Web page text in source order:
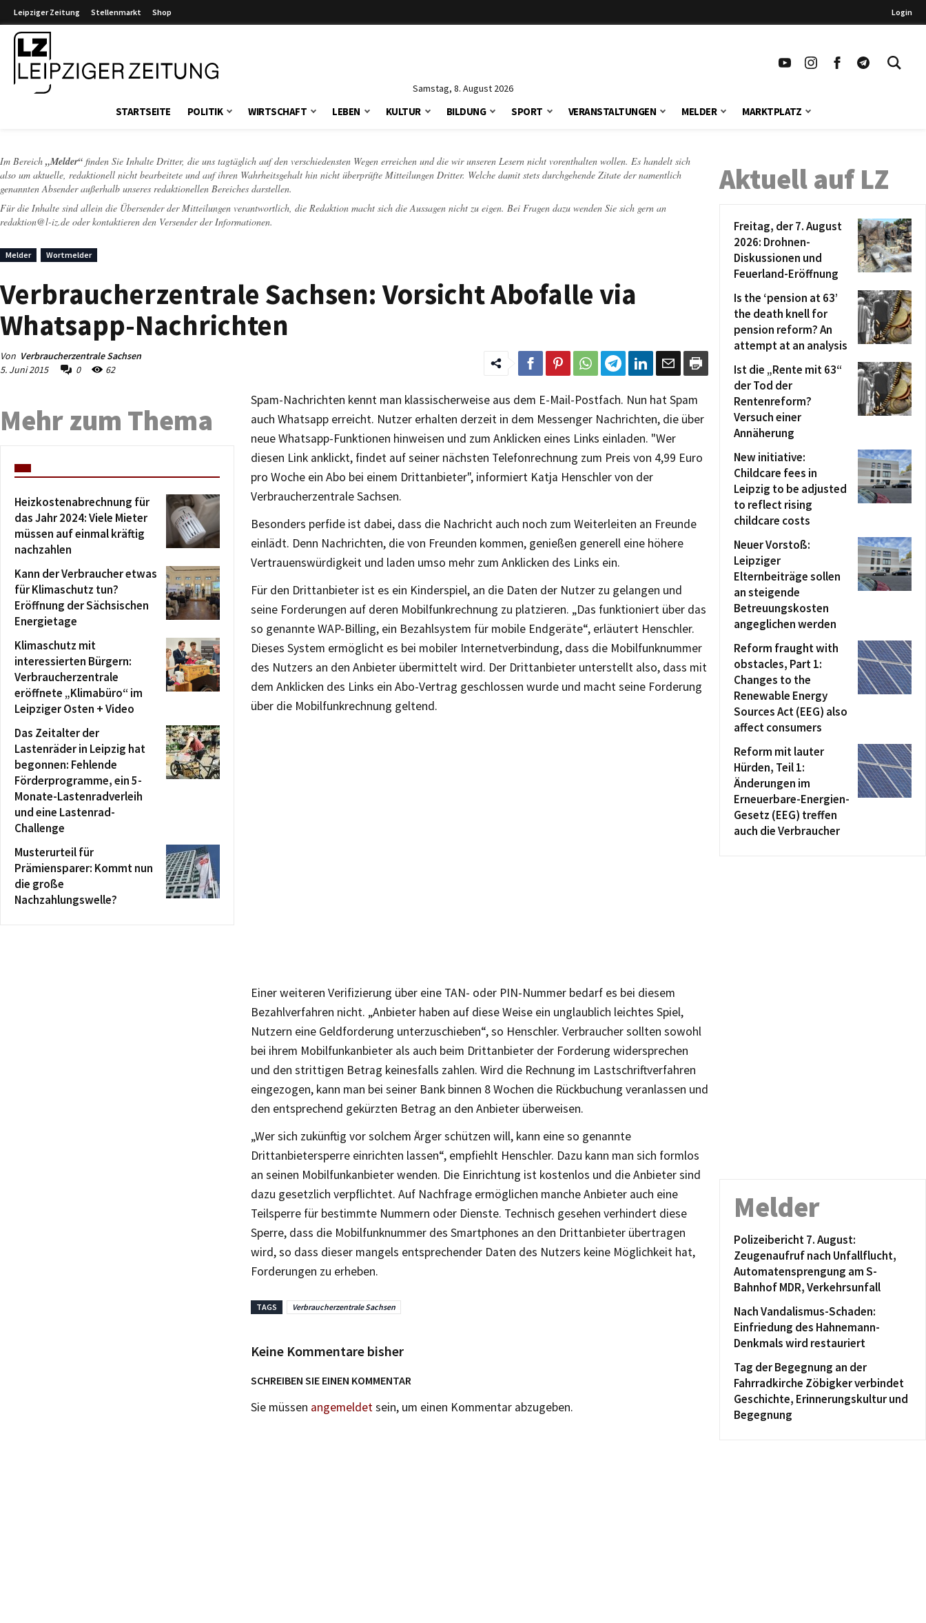
Leipziger Zeitung Stellenmarkt Shop Login
Samstag, 8. August 2026
STARTSEITE POLITIK WIRTSCHAFT LEBEN KULTUR BILDUNG SPORT VERANSTALTUNGEN MELDER MARKTPLATZ
Im Bereich „Melder“ finden Sie Inhalte Dritter, die uns tagtäglich auf den verschiedensten Wegen erreichen und die wir unseren Lesern nicht vorenthalten wollen. Es handelt sich
also um aktuelle, redaktionell nicht bearbeitete und auf ihren Wahrheitsgehalt hin nicht überprüfte Mitteilungen Dritter. Welche damit stets durchgehende Zitate der namentlich
genannten Absender außerhalb unseres redaktionellen Bereiches darstellen.
Für die Inhalte sind allein die Übersender der Mitteilungen verantwortlich, die Redaktion macht sich die Aussagen nicht zu eigen. Bei Fragen dazu wenden Sie sich gern an
redaktion@l-iz.de oder kontaktieren den Versender der Informationen.
Melder Wortmelder
Verbraucherzentrale Sachsen: Vorsicht Abofalle via
Whatsapp-Nachrichten
Von Verbraucherzentrale Sachsen
5. Juni 2015
0 62
Spam-Nachrichten kennt man klassischerweise aus dem E-Mail-Postfach. Nun hat Spam
auch Whatsapp erreicht. Nutzer erhalten derzeit in dem Messenger Nachrichten, die über
neue Whatsapp-Funktionen hinweisen und zum Anklicken eines Links einladen. "Wer
diesen Link anklickt, findet auf seiner nächsten Telefonrechnung zum Preis von 4,99 Euro
pro Woche ein Abo bei einem Drittanbieter", informiert Katja Henschler von der
Verbraucherzentrale Sachsen.
Besonders perfide ist dabei, dass die Nachricht auch noch zum Weiterleiten an Freunde
einlädt. Denn Nachrichten, die von Freunden kommen, genießen generell eine höhere
Vertrauenswürdigkeit und laden umso mehr zum Anklicken des Links ein.
Für den Drittanbieter ist es ein Kinderspiel, an die Daten der Nutzer zu gelangen und
seine Forderungen auf deren Mobilfunkrechnung zu platzieren. „Das funktioniert über das
so genannte WAP-Billing, ein Bezahlsystem für mobile Endgeräte“, erläutert Henschler.
Dieses System ermöglicht es bei mobiler Internetverbindung, dass die Mobilfunknummer
des Nutzers an den Anbieter übermittelt wird. Der Drittanbieter unterstellt also, dass mit
dem Anklicken des Links ein Abo-Vertrag geschlossen wurde und macht seine Forderung
über die Mobilfunkrechnung geltend.
Einer weiteren Verifizierung über eine TAN- oder PIN-Nummer bedarf es bei diesem
Bezahlverfahren nicht. „Anbieter haben auf diese Weise ein unglaublich leichtes Spiel,
Nutzern eine Geldforderung unterzuschieben“, so Henschler. Verbraucher sollten sowohl
bei ihrem Mobilfunkanbieter als auch beim Drittanbieter der Forderung widersprechen
und den strittigen Betrag keinesfalls zahlen. Wird die Rechnung im Lastschriftverfahren
eingezogen, kann man bei seiner Bank binnen 8 Wochen die Rückbuchung veranlassen und
den entsprechend gekürzten Betrag an den Anbieter überweisen.
„Wer sich zukünftig vor solchem Ärger schützen will, kann eine so genannte
Drittanbietersperre einrichten lassen“, empfiehlt Henschler. Dazu kann man sich formlos
an seinen Mobilfunkanbieter wenden. Die Einrichtung ist kostenlos und die Anbieter sind
dazu gesetzlich verpflichtet. Auf Nachfrage ermöglichen manche Anbieter auch eine
Teilsperre für bestimmte Nummern oder Dienste. Technisch gesehen verhindert diese
Sperre, dass die Mobilfunknummer des Smartphones an den Drittanbieter übertragen
wird, so dass dieser mangels entsprechender Daten des Nutzers keine Möglichkeit hat,
Forderungen zu erheben.
TAGS Verbraucherzentrale Sachsen
Keine Kommentare bisher
SCHREIBEN SIE EINEN KOMMENTAR
Sie müssen angemeldetsein, um einen Kommentar abzugeben.
Mehr zum Thema
Heizkostenabrechnung für
das Jahr 2024: Viele Mieter
müssen auf einmal kräftig
nachzahlen
Kann der Verbraucher etwas
für Klimaschutz tun?
Eröffnung der Sächsischen
Energietage
Klimaschutz mit
interessierten Bürgern:
Verbraucherzentrale
eröffnete „Klimabüro“ im
Leipziger Osten + Video
Das Zeitalter der
Lastenräder in Leipzig hat
begonnen: Fehlende
Förderprogramme, ein 5-
Monate-Lastenradverleih
und eine Lastenrad-
Challenge
Musterurteil für
Prämiensparer: Kommt nun
die große
Nachzahlungswelle?
Aktuell auf LZ
Freitag, der 7. August
2026: Drohnen-
Diskussionen und
Feuerland-Eröffnung
Is the ‘pension at 63’
the death knell for
pension reform? An
attempt at an analysis
Ist die „Rente mit 63“
der Tod der
Rentenreform?
Versuch einer
Annäherung
New initiative:
Childcare fees in
Leipzig to be adjusted
to reflect rising
childcare costs
Neuer Vorstoß:
Leipziger
Elternbeiträge sollen
an steigende
Betreuungskosten
angeglichen werden
Reform fraught with
obstacles, Part 1:
Changes to the
Renewable Energy
Sources Act (EEG) also
affect consumers
Reform mit lauter
Hürden, Teil 1:
Änderungen im
Erneuerbare-Energien-
Gesetz (EEG) treffen
auch die Verbraucher
Melder
Polizeibericht 7. August:
Zeugenaufruf nach Unfallflucht,
Automatensprengung am S-
Bahnhof MDR, Verkehrsunfall
Nach Vandalismus-Schaden:
Einfriedung des Hahnemann-
Denkmals wird restauriert
Tag der Begegnung an der
Fahrradkirche Zöbigker verbindet
Geschichte, Erinnerungskultur und
Begegnung